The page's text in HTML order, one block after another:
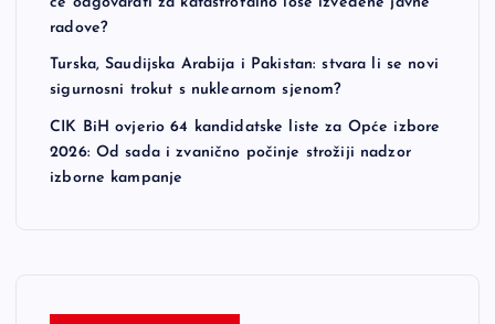
radove?
Turska, Saudijska Arabija i Pakistan: stvara li se novi
sigurnosni trokut s nuklearnom sjenom?
CIK BiH ovjerio 64 kandidatske liste za Opće izbore
2026: Od sada i zvanično počinje strožiji nadzor
izborne kampanje